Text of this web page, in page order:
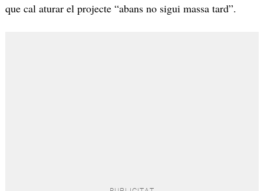
que cal aturar el projecte “abans no sigui massa tard”.